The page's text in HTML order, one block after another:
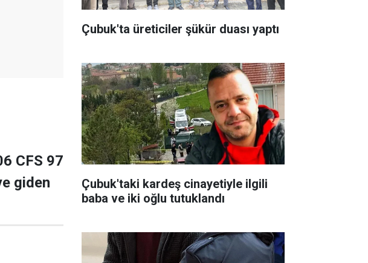
CFS 97
giden
Çubuk'ta üreticiler şükür duası yaptı
Çubuk'taki kardeş cinayetiyle ilgili
baba ve iki oğlu tutuklandı